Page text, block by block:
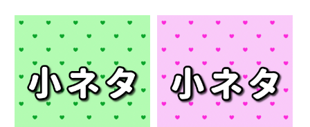
の1983年...
新型コロナウイルスの影響があった2021